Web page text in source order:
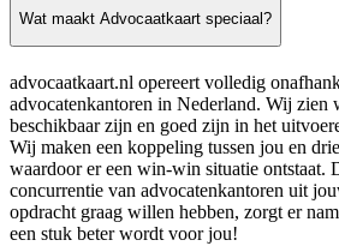
Wat maakt Advocaatkaart speciaal?
advocaatkaart.nl opereert volledig
advocatenkantoren in Nederland. Wij zien
beschikbaar zijn en goed zijn in het
Wij maken een koppeling tussen jou en
waardoor er een win-win situatie ontstaat.
concurrentie van advocatenkantoren uit
opdracht graag willen hebben, zorgt er
een stuk beter wordt voor jou!